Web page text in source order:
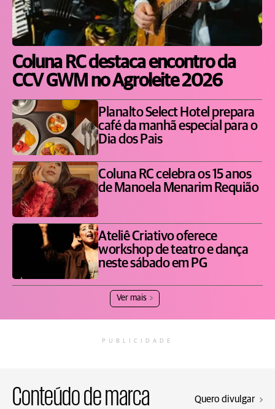
Coluna RC destaca encontro da
CCV GWM no Agroleite 2026
Planalto Select Hotel prepara
café da manhã especial para o
Dia dos Pais
Coluna RC celebra os 15 anos
de Manoela Menarim Requião
Ateliê Criativo oferece
workshop de teatro e dança
neste sábado em PG
Ver mais
PUBLICIDADE
Conteúdo de marca Quero divulgar